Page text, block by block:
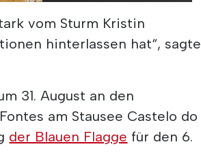
vom Sturm Kristin
hinterlassen hat“, sagte
31. August an den
am Stausee Castelo do
der Blauen Flagge für den 6.